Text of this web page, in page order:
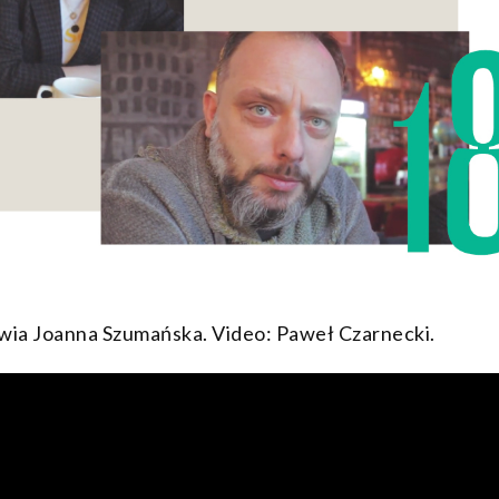
Joanna Szumańska. Video: Paweł Czarnecki.